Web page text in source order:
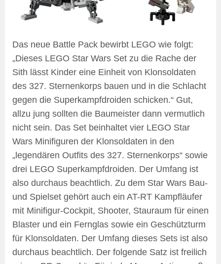
Das neue Battle Pack bewirbt LEGO wie folgt:
„Dieses LEGO Star Wars Set zu die Rache der
Sith lässt Kinder eine Einheit von Klonsoldaten
des 327. Sternenkorps bauen und in die Schlacht
gegen die Superkampfdroiden schicken.“ Gut,
allzu jung sollten die Baumeister dann vermutlich
nicht sein. Das Set beinhaltet vier LEGO Star
Wars Minifiguren der Klonsoldaten in den
„legendären Outfits des 327. Sternenkorps“ sowie
drei LEGO Superkampfdroiden. Der Umfang ist
also durchaus beachtlich. Zu dem Star Wars Bau-
und Spielset gehört auch ein AT-RT Kampfläufer
mit Minifigur-Cockpit, Shooter, Stauraum für einen
Blaster und ein Fernglas sowie ein Geschützturm
für Klonsoldaten. Der Umfang dieses Sets ist also
durchaus beachtlich. Der folgende Satz ist freilich